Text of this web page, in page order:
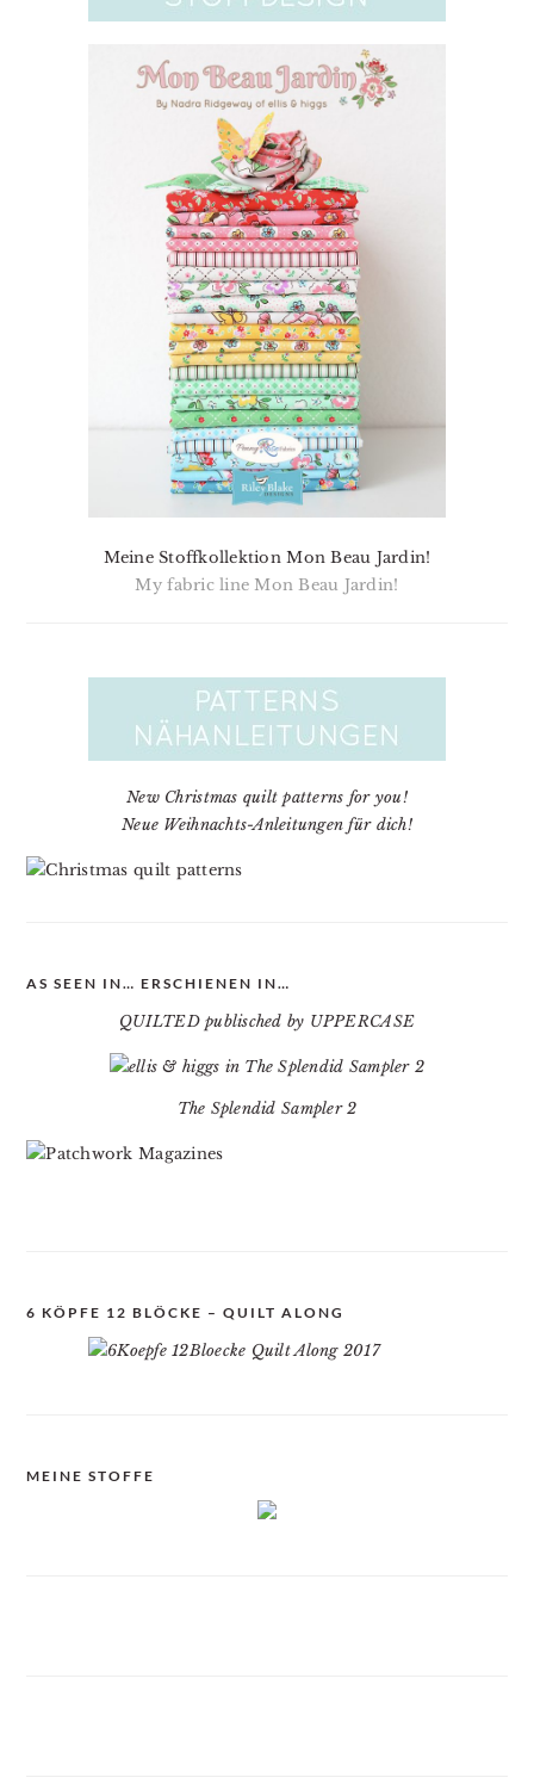
Meine Stoffkollektion Mon Beau Jardin!
My fabric line Mon Beau Jardin!
New Christmas quilt patterns for you!
Neue Weihnachts-Anleitungen für dich!
AS SEEN IN… ERSCHIENEN IN…
QUILTED publisched by UPPERCASE
The Splendid Sampler 2
6 KÖPFE 12 BLÖCKE – QUILT ALONG
MEINE STOFFE